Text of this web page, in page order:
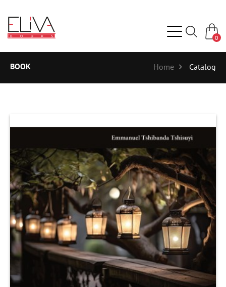
0
BOOK Home Catalog